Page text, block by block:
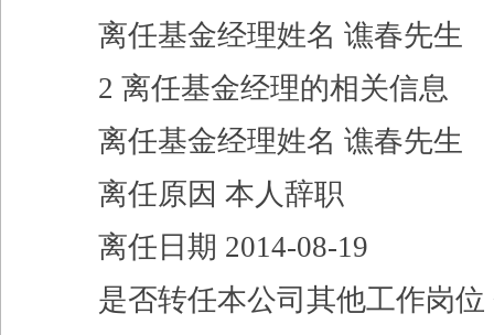
离任基金经理姓名 谯春先生
2 离任基金经理的相关信息
离任基金经理姓名 谯春先生
离任原因 本人辞职
离任日期 2014-08-19
是否转任本公司其他工作岗位